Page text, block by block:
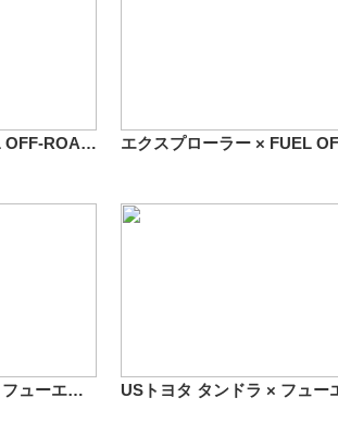
ランクル200 × FUEL OFF-ROAD D534 ブースト 20インチ
ジープ レネゲード × フューエルオフロード D531ホステージ 17インチ 装着イメージ